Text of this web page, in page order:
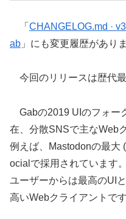
「 CHANGELOG.md ·
ab 」にも変更履歴がありま
今回のリリースは歴代
Gabの2019 UIのフォー
在、分散SNSで主なWeb
例えば、Mastodonの最大
ocialで採用されています
ユーザーからは最高のUI
高いWebクライアントです